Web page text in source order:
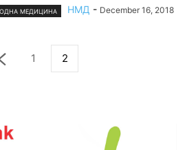
МЕДИЦИНА НМД - December 16, 2018
1 2